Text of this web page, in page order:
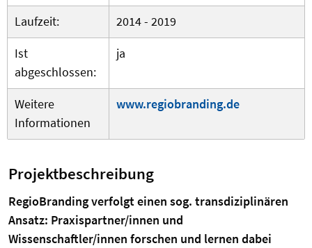
Laufzeit:
2014 - 2019
Ist
abgeschlossen:
ja
Weitere
Informationen
www.regiobranding.de
Projektbeschreibung
RegioBranding verfolgt einen sog. transdiziplinären
Ansatz: Praxispartner/innen und
Wissenschaftler/innen forschen und lernen dabei